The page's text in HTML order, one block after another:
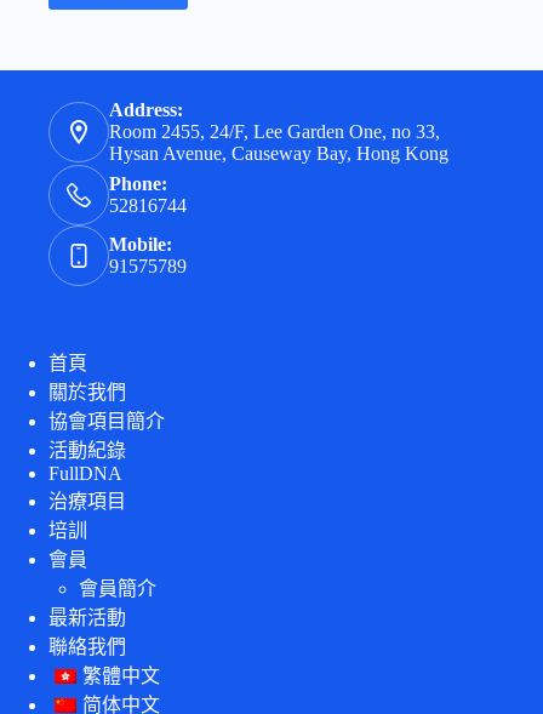
Address:
Room 2455, 24/F, Lee Garden One, no 33,
Hysan Avenue, Causeway Bay, Hong Kong
Phone:
52816744
Mobile:
91575789
首頁
關於我們
協會項目簡介
活動紀錄
FullDNA
治療項目
培訓
會員
會員簡介
最新活動
聯絡我們
繁體中文
简体中文